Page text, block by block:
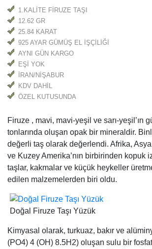
1.KALİTE FİRUZE TAŞI
12.62 GR
25.84 KARAT
925 AYAR GÜMÜŞ EL İŞÇİLİĞİ
AYNI GÜN KARGO
EŞİ YOK
İRAN/NİŞABUR
KDV DAHİL
ÖZEL KUTUSUNDA
Firuze , mavi, mavi-yeşil ve sarı-yeşil’ın
tonlarında oluşan opak bir mineraldir.
değerli taş olarak değerlendi. Afrika,
ve Kuzey Amerika’nın birbirinden kopuk
taşlar, kakmalar ve küçük heykeller
edilen malzemelerden biri oldu.
Doğal Firuze Taşı Yüzük
Kimyasal olarak, turkuaz, bakır ve
(PO4) 4 (OH) 8.5H2) oluşan sulu bir